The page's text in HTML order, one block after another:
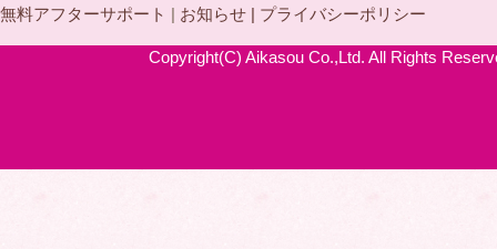
無料アフターサポート | お知らせ | プライバシーポリシー
Copyright(C) Aikasou Co.,Ltd. All Rights